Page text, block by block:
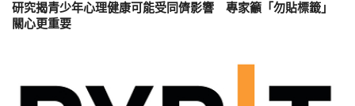
研究揭青少年心理健康可能受同儕影響 專家籲「勿貼標籤」
關心更重要